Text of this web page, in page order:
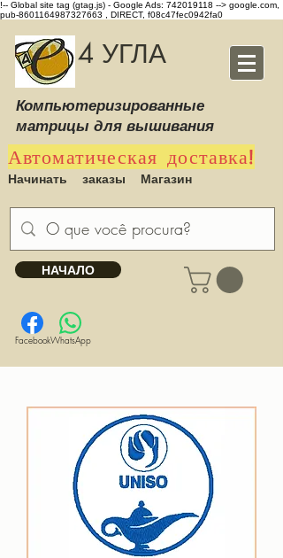
!-- Global site tag (gtag.js) - Google Ads: 742019118 --> google.com,
pub-8601164987327663 , DIRECT, f08c47fec0942fa0
4 УГЛА
Компьютеризированные
матрицы для вышивания
Автоматическая доставка!
Начинать заказы Магазин
НАЧАЛО
FacebookWhatsApp